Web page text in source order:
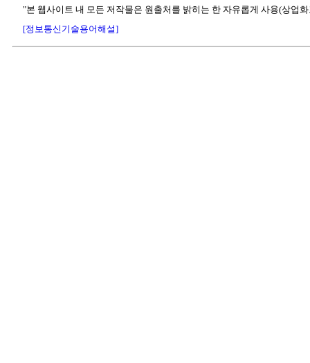
"본 웹사이트 내 모든 저작물은 원출처를 밝히는 한 자유롭게 사용(상업
[정보통신기술용어해설]